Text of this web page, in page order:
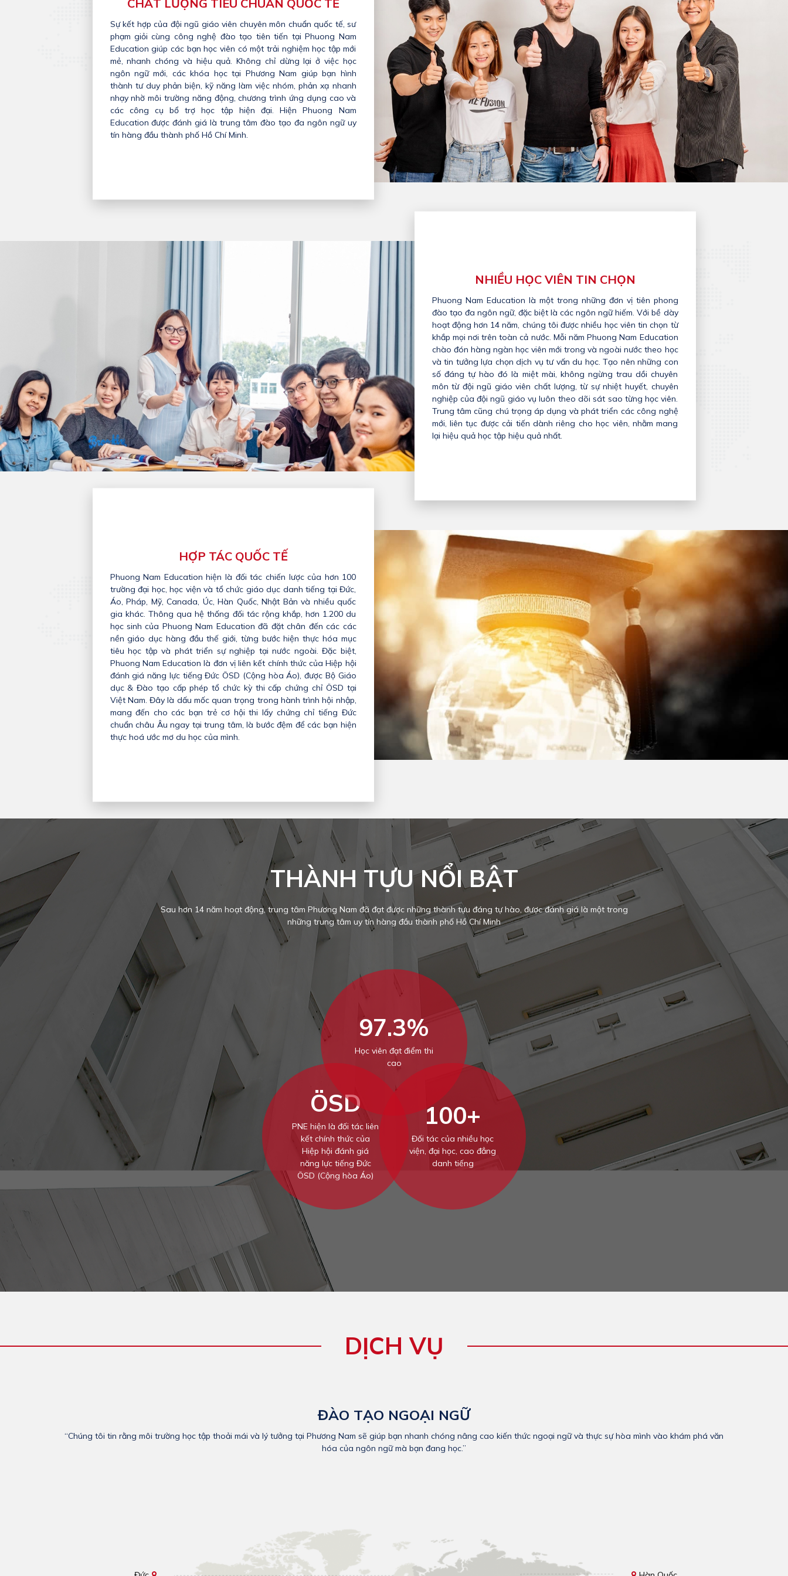
Sự kết hợp của đội ngũ giáo viên chuyên môn chuẩn quốc tế, sư
phạm giỏi cùng công nghệ đào tạo tiên tiến tại Phuong Nam
Education giúp các bạn học viên có một trải nghiệm học tập mới
mẻ, nhanh chóng và hiệu quả. Không chỉ dừng lại ở việc học
ngôn ngữ mới, các khóa học tại Phương Nam giúp bạn hình
thành tư duy phản biện, kỹ năng làm việc nhóm, phản xạ nhanh
nhạy nhờ môi trường năng động, chương trình ứng dụng cao và
các công cụ bổ trợ học tập hiện đại. Hiện Phuong Nam
Education được đánh giá là trung tâm đào tạo đa ngôn ngữ uy
tín hàng đầu thành phố Hồ Chí Minh.
NHIỀU HỌC VIÊN TIN CHỌN
Phuong Nam Education là một trong những đơn vị tiên phong
đào tạo đa ngôn ngữ, đặc biệt là các ngôn ngữ hiếm. Với bề dày
hoạt động hơn 14 năm, chúng tôi được nhiều học viên tin chọn từ
khắp mọi nơi trên toàn cả nước. Mỗi năm Phuong Nam Education
chào đón hàng ngàn học viên mới trong và ngoài nước theo học
và tin tưởng lựa chọn dịch vụ tư vấn du học. Tạo nên những con
số đáng tự hào đó là miệt mài, không ngừng trau dồi chuyên
môn từ đội ngũ giáo viên chất lượng, từ sự nhiệt huyết, chuyên
nghiệp của đội ngũ giáo vụ luôn theo dõi sát sao từng học viên.
Trung tâm cũng chú trọng áp dụng và phát triển các công nghệ
mới, liên tục được cải tiến dành riêng cho học viên, nhằm mang
lại hiệu quả học tập hiệu quả nhất.
HỢP TÁC QUỐC TẾ
Phuong Nam Education hiện là đối tác chiến lược của hơn 100
trường đại học, học viện và tổ chức giáo dục danh tiếng tại Đức,
Áo, Pháp, Mỹ, Canada, Úc, Hàn Quốc, Nhật Bản và nhiều quốc
gia khác. Thông qua hệ thống đối tác rộng khắp, hơn 1.200 du
học sinh của Phuong Nam Education đã đặt chân đến các các
nền giáo dục hàng đầu thế giới, từng bước hiện thực hóa mục
tiêu học tập và phát triển sự nghiệp tại nước ngoài. Đặc biệt,
Phuong Nam Education là đơn vị liên kết chính thức của Hiệp hội
đánh giá năng lực tiếng Đức ÖSD (Cộng hòa Áo), được Bộ Giáo
dục & Đào tạo cấp phép tổ chức kỳ thi cấp chứng chỉ ÖSD tại
Việt Nam. Đây là dấu mốc quan trọng trong hành trình hội nhập,
mang đến cho các bạn trẻ cơ hội thi lấy chứng chỉ tiếng Đức
chuẩn châu Âu ngay tại trung tâm, là bước đệm để các bạn hiện
thực hoá ước mơ du học của mình.
THÀNH TỰU NỔI BẬT
Sau hơn 14 năm hoạt động, trung tâm Phương Nam đã đạt được những thành tựu đáng tự hào, được đánh giá là một trong
những trung tâm uy tín hàng đầu thành phố Hồ Chí Minh
ÖSD
PNE hiện là đối tác liên
kết chính thức của
Hiệp hội đánh giá
năng lực tiếng Đức
ÖSD (Cộng hòa Áo)
97.3%
Học viên đạt điểm thi
cao
100+
Đối tác của nhiều học
viện, đại học, cao đẳng
danh tiếng
DỊCH VỤ
ĐÀO TẠO NGOẠI NGỮ
“Chúng tôi tin rằng môi trường học tập thoải mái và lý tưởng tại Phương Nam sẽ giúp bạn nhanh chóng nâng cao kiến ​​thức ngoại ngữ và thực sự hòa mình vào khám phá văn
hóa của ngôn ngữ mà bạn đang học.”